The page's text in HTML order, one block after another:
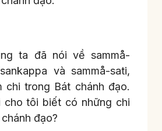
ta đã nói về sammå-
và sammå-sati,
chi trong Bát chánh đạo.
cho tôi biết có những chi
đạo?